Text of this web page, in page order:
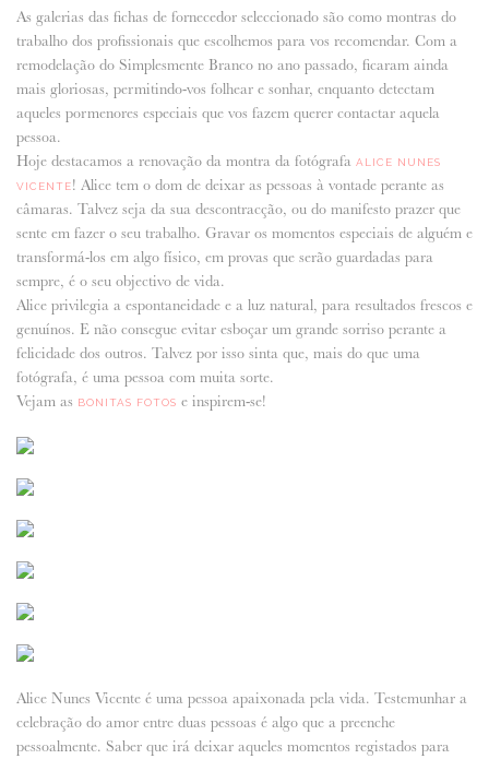
CASAVA-ME AQUI!
FORNECEDORES RECOMENDADOS
ANUNCIE CONNOSCO
As galerias das fichas de fornecedor seleccionado são como montras do
trabalho dos profissionais que escolhemos para vos recomendar. Com a
remodelação do Simplesmente Branco no ano passado, ficaram ainda
mais gloriosas, permitindo-vos folhear e sonhar, enquanto detectam
aqueles pormenores especiais que vos fazem querer contactar aquela
pessoa.
Hoje destacamos a renovação da montra da fotógrafa ALICE NUNES
VICENTE! Alice tem o dom de deixar as pessoas à vontade perante as
câmaras. Talvez seja da sua descontracção, ou do manifesto prazer que
sente em fazer o seu trabalho. Gravar os momentos especiais de alguém e
transformá-los em algo físico, em provas que serão guardadas para
sempre, é o seu objectivo de vida.
Alice privilegia a espontaneidade e a luz natural, para resultados frescos e
genuínos. E não consegue evitar esboçar um grande sorriso perante a
felicidade dos outros. Talvez por isso sinta que, mais do que uma
fotógrafa, é uma pessoa com muita sorte.
Vejam as BONITAS FOTOS e inspirem-se!
Alice Nunes Vicente é uma pessoa apaixonada pela vida. Testemunhar a
celebração do amor entre duas pessoas é algo que a preenche
pessoalmente. Saber que irá deixar aqueles momentos registados para